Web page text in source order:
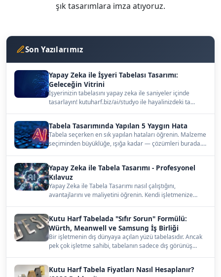
şık tasarımlara imza atıyoruz.
Son Yazılarımız
Yapay Zeka ile İşyeri Tabelası Tasarımı:
Geleceğin Vitrini
İşyerinizin tabelasını yapay zeka ile saniyeler içinde
tasarlayın! kutuharf.biz/ai/studyo ile hayalinizdeki ta…
Tabela Tasarımında Yapılan 5 Yaygın Hata
Tabela seçerken en sık yapılan hataları öğrenin. Malzeme
seçiminden büyüklüğe, ışığa kadar — çözümleri burada.…
Yapay Zeka ile Tabela Tasarımı - Profesyonel
Kılavuz
Yapay Zeka ile Tabela Tasarımı nasıl çalıştığını,
avantajlarını ve maliyetini öğrenin. Kendi işletmenize
Kutu Harf Tabelada "Sıfır Sorun" Formülü:
Würth, Meanwell ve Samsung İş Birliği
Bir işletmenin dış dünyaya açılan yüzü tabelasıdır. Ancak
pek çok işletme sahibi, tabelanın sadece dış görünüş…
Kutu Harf Tabela Fiyatları Nasıl Hesaplanır?